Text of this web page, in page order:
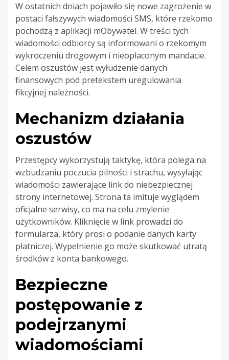
W ostatnich dniach pojawiło się nowe zagrożenie w
postaci fałszywych wiadomości SMS, które rzekomo
pochodzą z aplikacji mObywatel. W treści tych
wiadomości odbiorcy są informowani o rzekomym
wykroczeniu drogowym i nieopłaconym mandacie.
Celem oszustów jest wyłudzenie danych
finansowych pod pretekstem uregulowania
fikcyjnej należności.
Mechanizm działania
oszustów
Przestępcy wykorzystują taktykę, która polega na
wzbudzaniu poczucia pilności i strachu, wysyłając
wiadomości zawierające link do niebezpiecznej
strony internetowej. Strona ta imituje wyglądem
oficjalne serwisy, co ma na celu zmylenie
użytkowników. Kliknięcie w link prowadzi do
formularza, który prosi o podanie danych karty
płatniczej. Wypełnienie go może skutkować utratą
środków z konta bankowego.
Bezpieczne
postępowanie z
podejrzanymi
wiadomościami